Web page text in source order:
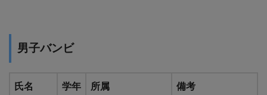
男子バンビ
氏名 学年 所属 備考